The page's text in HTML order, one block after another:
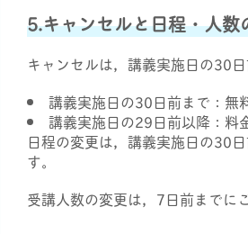
5.キャンセルと日程・人数
キャンセルは，講義実施日の30
講義実施日の30日前まで：無
講義実施日の29日前以降：料
日程の変更は，講義実施日の30
す。
受講人数の変更は，7日前までに